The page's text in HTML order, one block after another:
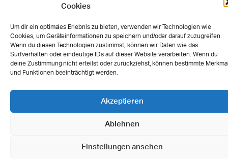
Cookies
Um dir ein optimales Erlebnis zu bieten, verwenden wir Technologien wie
Cookies, um Geräteinformationen zu speichern und/oder darauf zuzugreifen.
Wenn du diesen Technologien zustimmst, können wir Daten wie das
Surfverhalten oder eindeutige IDs auf dieser Website verarbeiten. Wenn du
deine Zustimmung nicht erteilst oder zurückziehst, können bestimmte
und Funktionen beeinträchtigt werden.
Akzeptieren
Ablehnen
Einstellungen ansehen